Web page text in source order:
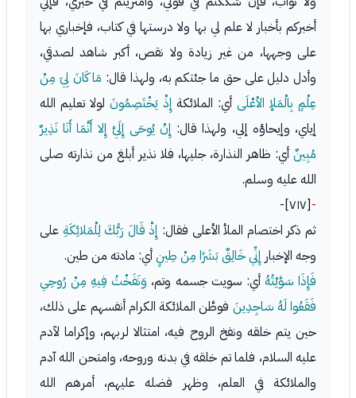
أخبركم بأخبار لا علم لي بها ولا درستها في كتاب، فإخباري بها
على وجهها، من غير زيادة ولا نقص، أكبر شاهد لصدقي،
وأدل دليل على حق ما جئتكم به، ولهذا قال: مَا كَانَ لِيَ مِنْ
عِلْمٍ بِالْمَلإ الأعْلَىأي: الملائكة إِذْ يَخْتَصِمُونَ لولا تعليم الله
إياي، وإيحاؤه إلي، ولهذا قال: إِنْ يُوحَى إِلَيَّ إِلا أَنَّمَا أَنَا نَذِيرٌ
مُبِينٌ أي: ظاهر النذارة، جليها، فلا نذير أبلغ من نذارته صلى
الله عليه وسلم.
-[٧١٧]-
ثم ذكر اختصام الملأ الأعلى فقال: إِذْ قَالَ رَبُّكَ لِلْمَلائِكَةِ على
وجه الإخبار إِنِّي خَالِقٌ بَشَرًا مِنْ طِينٍأي: مادته من طين.
فَإِذَا سَوَّيْتُهُ أي: سويت جسمه وتم، وَنَفَخْتُ فِيهِ مِنْ رُوحِي
فَقَعُوا لَهُ سَاجِدِينَ فوطَّن الملائكة الكرام أنفسهم على ذلك،
حين يتم خلقه ونفخ الروح فيه، امتثالا لربهم، وإكراما لآدم
عليه السلام، فلما تم خلقه في بدنه وروحه، وامتحن الله آدم
والملائكة في العلم، وظهر فضله عليهم، أمرهم الله